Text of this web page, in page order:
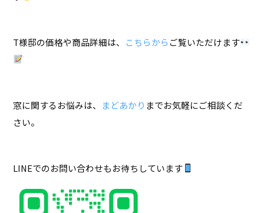
T様邸の価格や商品詳細は、 こちらから ご覧いただけます
窓に関するお悩みは、 まどあかり までお気軽にご相談くだ
さい。
LINEでのお問い合わせもお待ちしています